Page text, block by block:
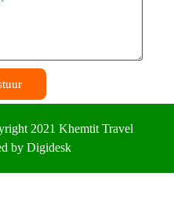
2021 Khemtit Travel
by Digidesk